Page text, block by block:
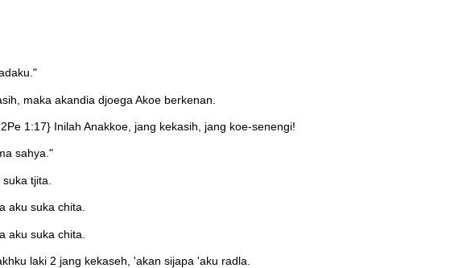
maka akandia djoega Akoe berkenan.
1:17} Inilah Anakkoe, jang kekasih, jang koe-senengi!
sahya."
tjita.
aku suka chita.
aku suka chita.
laki 2 jang kekaseh, 'akan sijapa 'aku radla.